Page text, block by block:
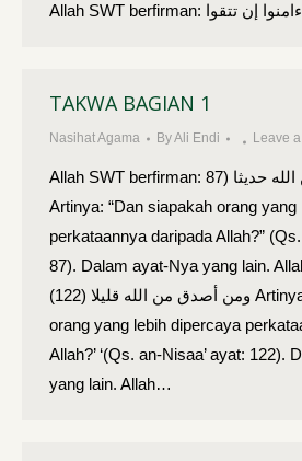
TAKWA BAGIAN 1
Nasihat Agama ByAli Endi Leave
Allah SWT berfirman: ومن اصدق من الله حديثا (87
Artinya: “Dan siapakah orang yang
perkataannya daripada Allah?”
87). Dalam ayat-Nya yang lain.
ومن أصدق من الله قليلا (122) Artinya: “Dan siapakah
orang yang lebih dipercaya
Allah?’ ‘(Qs. an-Nisaa’ ayat: 122).
yang lain. Allah…